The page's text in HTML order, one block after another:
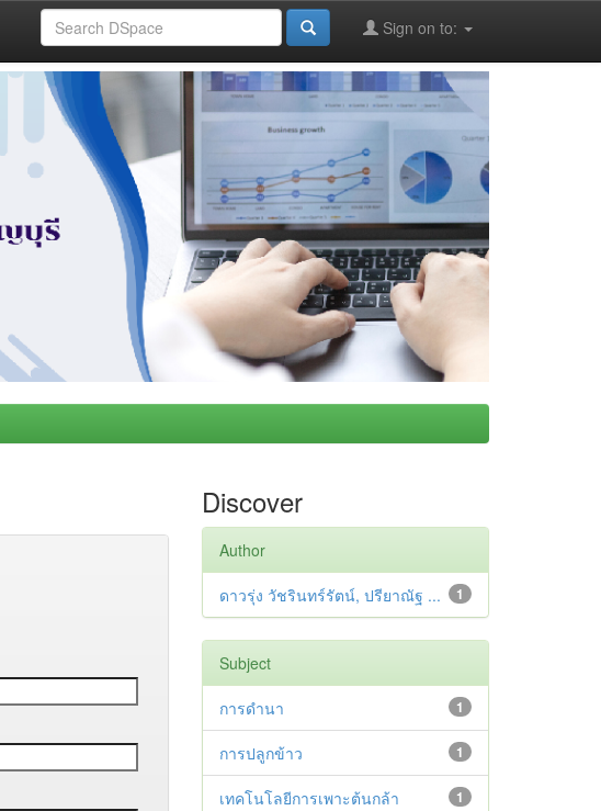
Sign on to:
Discover
Author
1
ดาวรุ่ง วัชรินทร์รัตน์, ปรียาณัฐ ...
Subject
1
การดำนา
1
การปลูกข้าว
1
เทคโนโลยีการเพาะต้นกล้า